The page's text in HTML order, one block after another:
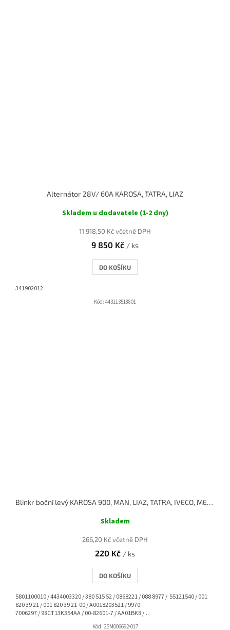
Alternátor 28V/ 60A KAROSA, TATRA, LIAZ
Skladem u dodavatele (1-2 dny)
11 918,50 Kč včetně DPH
9 850 Kč / ks
DO KOŠÍKU
341902012
Kód: 443113518801
Blinkr boční levý KAROSA 900, MAN, LIAZ, TATRA, IVECO, MERCEDES, VOLVO
Skladem
266,20 Kč včetně DPH
220 Kč / ks
DO KOŠÍKU
5801100010 / 4434003320 / 380 515 52 / 0868221 / 088 8977 / 55121540 / 001
820 39 21 / 001 820 39 21-00 / A0018203521 / 9970-
7006297 / 98CT13K354AA / 00-82601-7 / AA01BK8 /...
Kód: 2BM006692-017